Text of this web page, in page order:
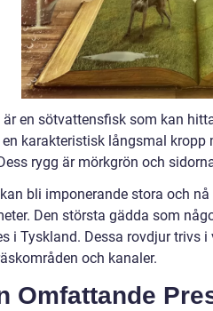
är en sötvattensfisk som kan
en karakteristisk långsmal
rygg är mörkgrön och
bli imponerande stora och
Den största gädda som
i Tyskland. Dessa rovdjur trivs
och kanaler.
Omfattande